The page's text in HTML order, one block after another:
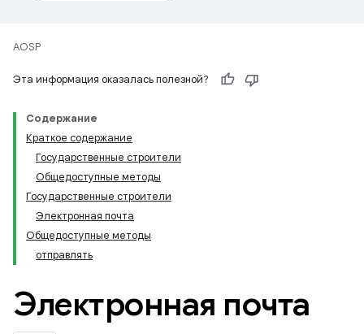
AOSP
Эта информация оказалась полезной?
Содержание
Краткое содержание
Государственные строители
Общедоступные методы
Государственные строители
Электронная почта
Общедоступные методы
отправлять
Электронная почта